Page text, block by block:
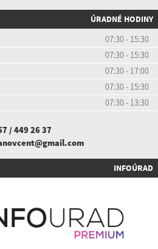
ÚRADNÉ HODINY
07:30 - 15:30
07:30 - 15:30
07:30 - 17:00
07:30 - 15:30
07:30 - 13:30
/ 449 26 37
INFOÚRAD